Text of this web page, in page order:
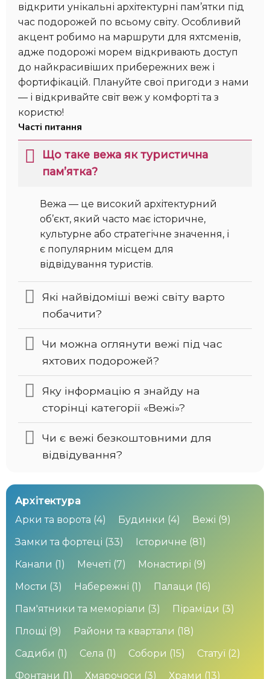
відкрити унікальні архітектурні пам’ятки під
час подорожей по всьому світу. Особливий
акцент робимо на маршрути для яхтсменів,
адже подорожі морем відкривають доступ
до найкрасивіших прибережних веж і
фортифікацій. Плануйте свої пригоди з нами
— і відкривайте світ веж у комфорті та з
користю!
Часті питання
Що таке вежа як туристична
пам’ятка?
Вежа — це високий архітектурний
об’єкт, який часто має історичне,
культурне або стратегічне значення, і
є популярним місцем для
відвідування туристів.
Які найвідоміші вежі світу варто
побачити?
Чи можна оглянути вежі під час
яхтових подорожей?
Яку інформацію я знайду на
сторінці категорії «Вежі»?
Чи є вежі безкоштовними для
відвідування?
Архітектура
Арки та ворота (4) Будинки (4) Вежі (9)
Замки та фортеці (33) Історичне (81)
Канали (1) Мечеті (7) Монастирі (9)
Мости (3) Набережні (1) Палаци (16)
Пам'ятники та меморіали (3) Піраміди (3)
Площі (9) Райони та квартали (18)
Садиби (1) Села (1) Собори (15) Статуї (2)
Фонтани (1) Хмарочоси (3) Храми (13)